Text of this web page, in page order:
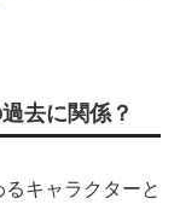
去に関係？
キャラクターと